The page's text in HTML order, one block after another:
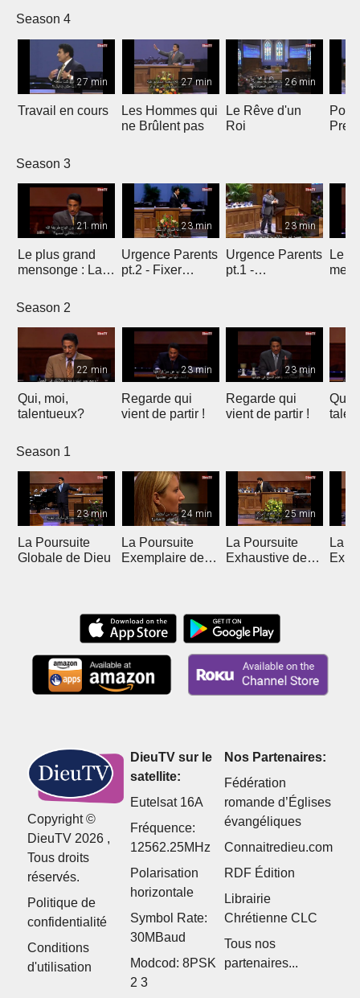
Season 4
27 min
Travail en cours
27 min
Les Hommes qui
ne Brûlent pas
26 min
Le Rêve d'un
Roi
Season 3
21 min
Le plus grand
mensonge : La
Temporaire
23 min
Urgence Parents
pt.2 - Fixer
23 min
Urgence Parents
pt.1 -
Le
Season 2
22 min
Qui, moi,
talentueux?
23 min
Regarde qui
vient de partir !
23 min
Regarde qui
vient de partir !
Qui,
Season 1
23 min
La Poursuite
Globale de Dieu
24 min
La Poursuite
Exemplaire de
25 min
La Poursuite
Exhaustive de
La
Copyright ©
DieuTV 2026 ,
Tous droits
réservés.
Politique de
confidentialité
Conditions
d'utilisation
DieuTV sur le
satellite:
Eutelsat 16A
Fréquence:
12562.25MHz
Polarisation
horizontale
Symbol Rate:
30MBaud
Modcod: 8PSK
2 3
Nos Partenaires:
Fédération
romande d’Églises
évangéliques
Connaitredieu.com
RDF Édition
Librairie
Chrétienne CLC
Tous nos
partenaires...